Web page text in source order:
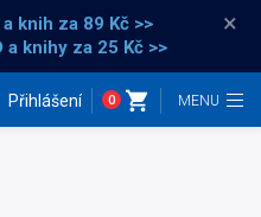
knih za 89 Kč >>
knihy za 25 Kč >>
×
Přihlášení 0